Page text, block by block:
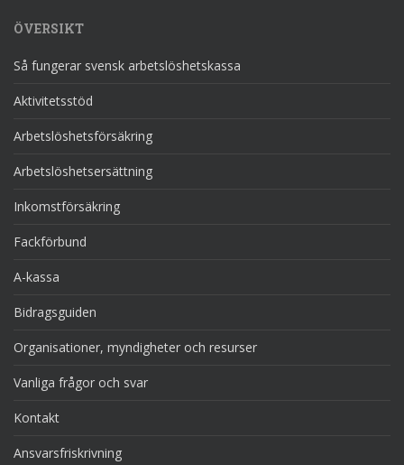
ÖVERSIKT
Så fungerar svensk arbetslöshetskassa
Aktivitetsstöd
Arbetslöshetsförsäkring
Arbetslöshetsersättning
Inkomstförsäkring
Fackförbund
A-kassa
Bidragsguiden
Organisationer, myndigheter och resurser
Vanliga frågor och svar
Kontakt
Ansvarsfriskrivning